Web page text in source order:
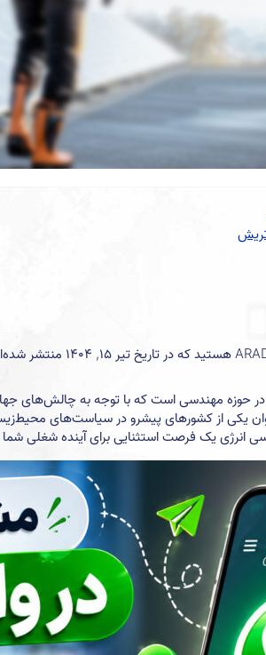
حوزه مهندسی است که با توجه به چالش‌های
یکی از کشورهای پیشرو در سیاست‌های
یک فرصت استثنایی برای آینده شغلی